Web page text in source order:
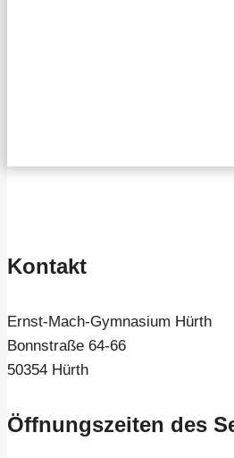
Kontakt
Ernst-Mach-Gymnasium Hürth
Bonnstraße 64-66
50354 Hürth
Öffnungszeiten des